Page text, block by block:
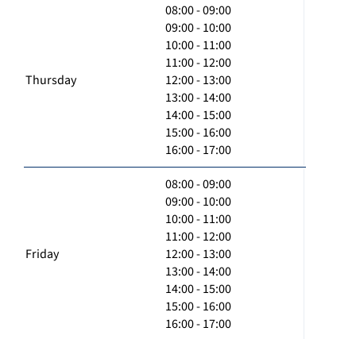
Thursday
08:00 - 09:00
09:00 - 10:00
10:00 - 11:00
11:00 - 12:00
12:00 - 13:00
13:00 - 14:00
14:00 - 15:00
15:00 - 16:00
16:00 - 17:00
Friday
08:00 - 09:00
09:00 - 10:00
10:00 - 11:00
11:00 - 12:00
12:00 - 13:00
13:00 - 14:00
14:00 - 15:00
15:00 - 16:00
16:00 - 17:00